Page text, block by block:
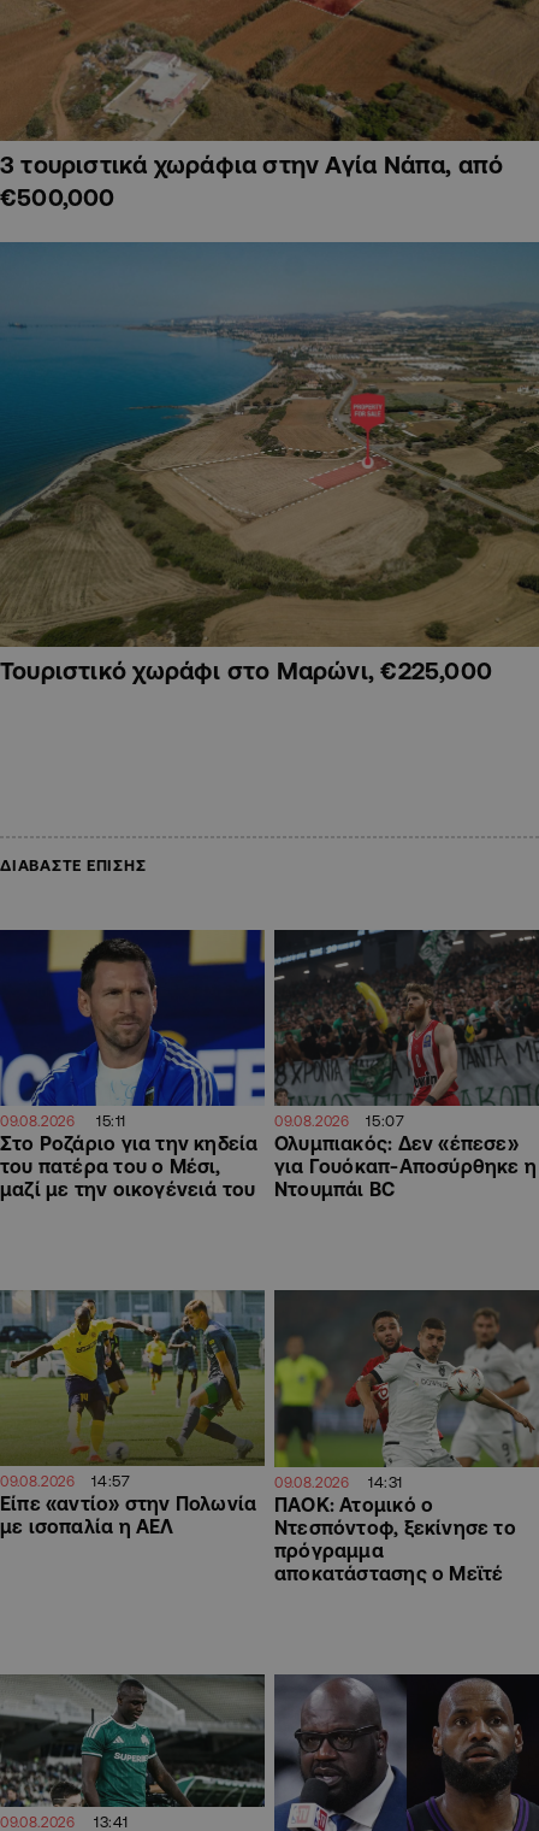
3 τουριστικά χωράφια στην Αγία Νάπα, από
€500,000
Τουριστικό χωράφι στο Μαρώνι, €225,000
ΔΙΑΒΑΣΤΕ ΕΠΙΣΗΣ
09.08.2026 15:11
Στο Ροζάριο για την κηδεία
του πατέρα του ο Μέσι,
μαζί με την οικογένειά του
09.08.2026 15:07
Ολυμπιακός: Δεν «έπεσε»
για Γουόκαπ-Αποσύρθηκε η
Ντουμπάι BC
09.08.2026 14:57
Είπε «αντίο» στην Πολωνία
με ισοπαλία η ΑΕΛ
09.08.2026 14:31
ΠΑΟΚ: Ατομικό ο
Ντεσπόντοφ, ξεκίνησε το
πρόγραμμα
αποκατάστασης ο Μεϊτέ
09.08.2026 13:41